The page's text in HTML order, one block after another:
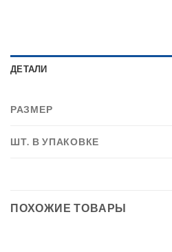
ДЕТАЛИ
РАЗМЕР
ШТ. В УПАКОВКЕ
ПОХОЖИЕ ТОВАРЫ